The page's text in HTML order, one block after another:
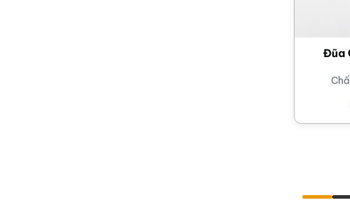
4. Năng lực sản xuất
Nhà máy Kingwood sở hữu dây
thợ lành nghề. Công suất sản xuất
Đũa